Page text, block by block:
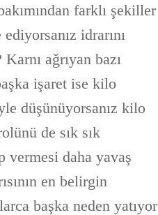
farklı şekiller
idrarını
ağrıyan bazı
işaret ise kilo
düşünüyorsanız kilo
de sık sık
vermesi daha yavaş
en belirgin
başka neden yatıyor